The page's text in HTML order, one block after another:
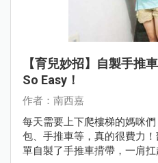
【育兒妙招】自製手推
So Easy！
作者：南西嘉
每天需要上下爬樓梯的媽咪
包、手推車等，真的很費力
單自製了手推車揹帶，一肩